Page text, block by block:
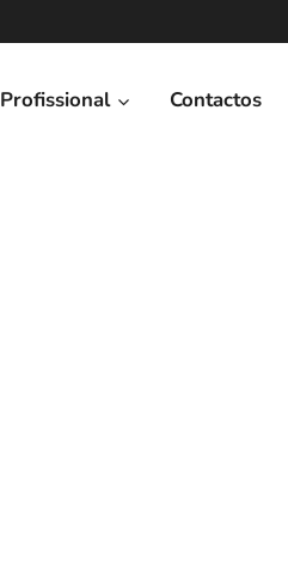
Profissional Contactos